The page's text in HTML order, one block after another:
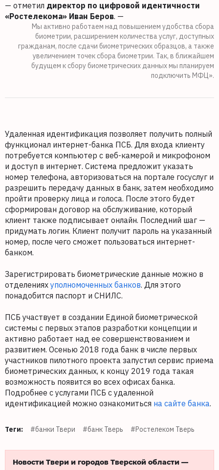
— отметил директор по цифровой идентичности
«Ростелекома» Иван Беров. —
Мы активно работаем над повышением удобства сбора
биометрии, расширением количества услуг, доступных
гражданам, после сдачи биометрических образцов, а также
увеличением точек сбора биометрии. Так, в ближайшем
будущем к сбору биометрических данных мы планируем
подключить МФЦ».
Удаленная идентификация позволяет получить полный
функционал интернет-банка ПСБ. Для входа клиенту
потребуется компьютер с веб-камерой и микрофоном
и доступ в интернет. Система предложит указать
номер телефона, авторизоваться на портале госуслуг и
разрешить передачу данных в банк, затем необходимо
пройти проверку лица и голоса. После этого будет
сформирован договор на обслуживание, который
клиент также подписывает онлайн. Последний шаг —
придумать логин. Клиент получит пароль на указанный
номер, после чего сможет пользоваться интернет-
банком.
Зарегистрировать биометрические данные можно в
отделениях уполномоченных банков. Для этого
понадобится паспорт и СНИЛС.
ПСБ участвует в создании Единой биометрической
системы с первых этапов разработки концепции и
активно работает над ее совершенствованием и
развитием. Осенью 2018 года банк в числе первых
участников пилотного проекта запустил сервис приема
биометрических данных, к концу 2019 года такая
возможность появится во всех офисах банка.
Подробнее с услугами ПСБ с удаленной
идентификацией можно ознакомиться на сайте банка.
Теги: #банки Твери #банк Тверь #Ростелеком Тверь
Новости Твери и городов Тверской области —